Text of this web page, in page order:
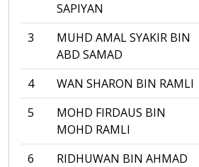
SAPIYAN
3
MUHD AMAL SYAKIR BIN
ABD SAMAD
4 WAN SHARON BIN RAMLI
5
MOHD FIRDAUS BIN
MOHD RAMLI
6 RIDHUWAN BIN AHMAD